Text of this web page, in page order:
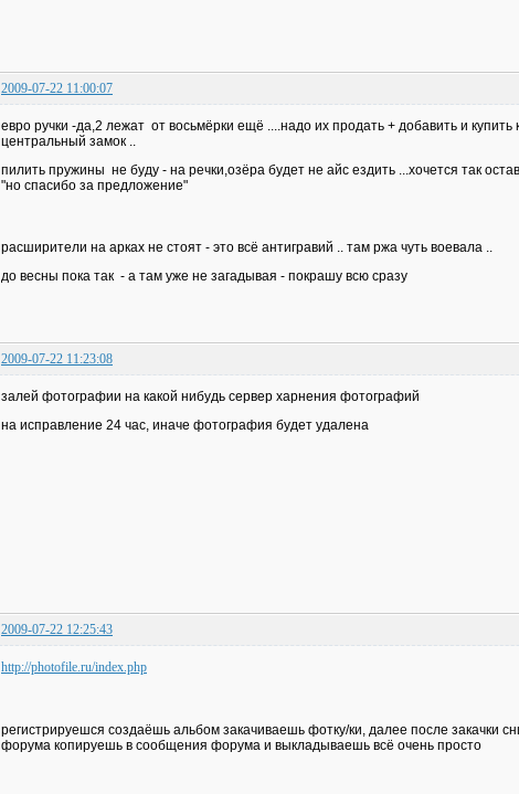
2009-07-22 11:00:07
евро ручки -да,2 лежат от восьмёрки ещё ....надо их продать + добавить и купить
центральный замок ..
пилить пружины не буду - на речки,озёра будет не айс ездить ...хочется так
"но спасибо за предложение"
расширители на арках не стоят - это всё антигравий .. там ржа чуть воевала ..
до весны пока так - а там уже не загадывая - покрашу всю сразу
2009-07-22 11:23:08
залей фотографии на какой нибудь сервер харнения фотографий
на исправление 24 час, иначе фотография будет удалена
2009-07-22 12:25:43
http://photofile.ru/index.php
регистрируешся создаёшь альбом закачиваешь фотку/ки, далее после закачки
форума копируешь в сообщения форума и выкладываешь всё очень просто